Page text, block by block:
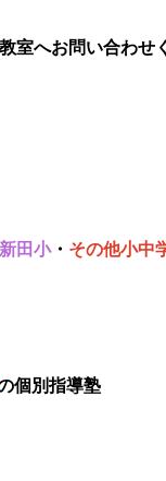
室へお問い合わせ
新田小・ その他小中
個別指導塾